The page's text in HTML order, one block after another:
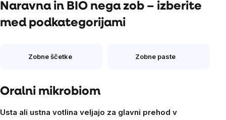
Naravna in BIO nega zob – izberite
med podkategorijami
Zobne ščetke Zobne paste
Oralni mikrobiom
Usta ali ustna votlina veljajo za glavni prehod v